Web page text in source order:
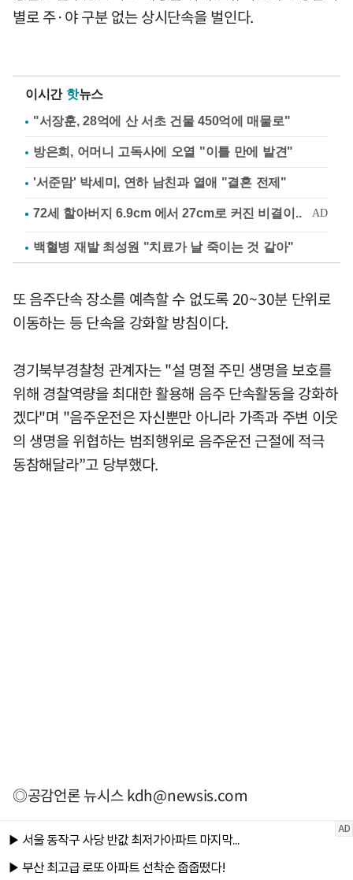
별로 주·야 구분 없는 상시단속을 벌인다.
이시간 핫뉴스
"서장훈, 28억에 산 서초 건물 450억에 매물로"
방은희, 어머니 고독사에 오열 "이틀 만에 발견"
'서준맘' 박세미, 연하 남친과 열애 "결혼 전제"
백혈병 재발 최성원 "치료가 날 죽이는 것 같아"
또 음주단속 장소를 예측할 수 없도록 20~30분 단위로
이동하는 등 단속을 강화할 방침이다.
경기북부경찰청 관계자는 "설 명절 주민 생명을 보호를
위해 경찰역량을 최대한 활용해 음주 단속활동을 강화하
겠다"며 "음주운전은 자신뿐만 아니라 가족과 주변 이웃
의 생명을 위협하는 범죄행위로 음주운전 근절에 적극
동참해달라”고 당부했다.
◎공감언론 뉴시스kdh@newsis.com